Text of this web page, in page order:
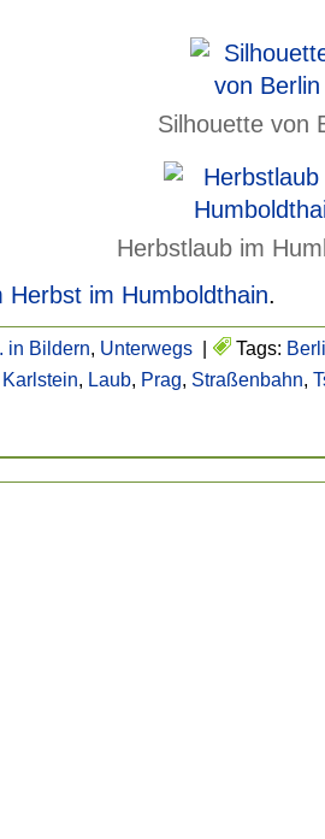
Silhouette von
Herbstlaub im
Herbst im Humboldthain.
in Bildern, Unterwegs Tags:
Karlstein, Laub, Prag, Straßenbahn,